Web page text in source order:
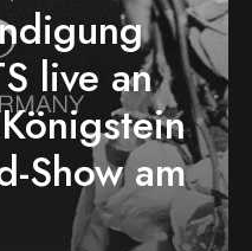
live an
Show am